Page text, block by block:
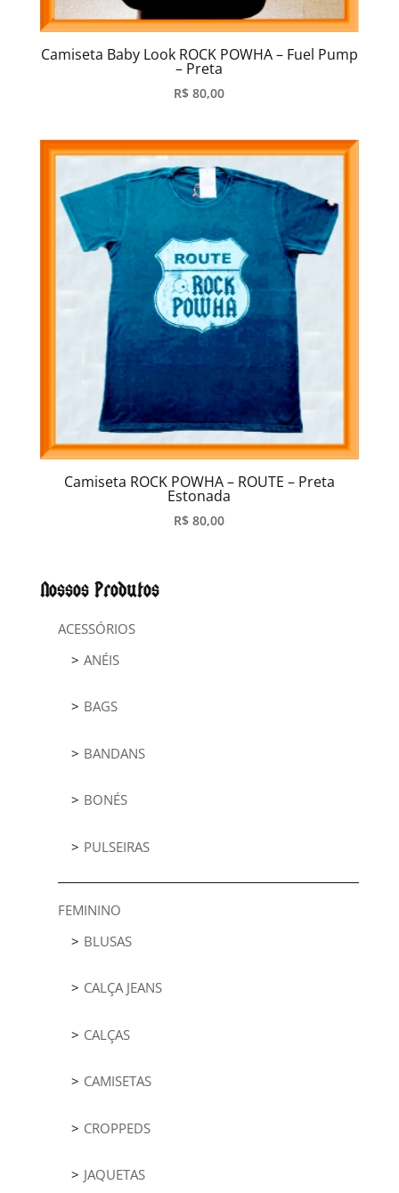
Camiseta Baby Look ROCK POWHA – Fuel Pump
– Preta
R$ 80,00
Camiseta ROCK POWHA – ROUTE – Preta
Estonada
R$ 80,00
Nossos Produtos
ACESSÓRIOS
ANÉIS
BAGS
BANDANS
BONÉS
PULSEIRAS
FEMININO
BLUSAS
CALÇA JEANS
CALÇAS
CAMISETAS
CROPPEDS
JAQUETAS